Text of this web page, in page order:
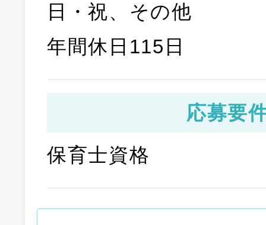
日・祝、その他
年間休日115日
応募要
保育士資格